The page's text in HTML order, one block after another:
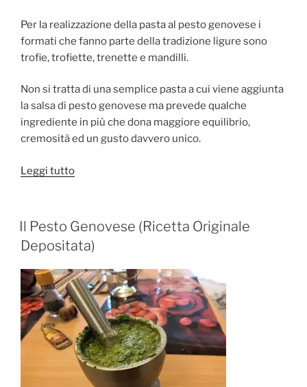
Per la realizzazione della pasta al pesto genovese i
formati che fanno parte della tradizione ligure sono
trofie, trofiette, trenette e mandilli.
Non si tratta di una semplice pasta a cui viene aggiunta
la salsa di pesto genovese ma prevede qualche
ingrediente in più che dona maggiore equilibrio,
cremosità ed un gusto davvero unico.
Leggi tutto“Le
Pesto
Genovese”
PUBBLICATO
IL
Il Pesto Genovese (Ricetta Originale
Depositata)